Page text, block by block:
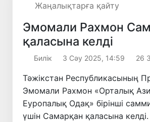
Жаңалықтарға қайту
Эмомали Рахмон
қаласына келді
Билік 3 Сәу 2025, 14:59 26
Тәжікстан Республикасының
Эмомали Рахмон «Орталық
Еуропалық Одақ» бірінші
үшін Самарқан қаласына келді.